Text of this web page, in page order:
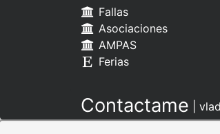
Fallas
Asociaciones
AMPAS
Ferias
Contactame